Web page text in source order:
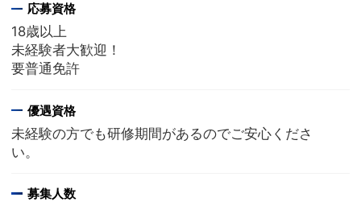
応募資格
18歳以上
未経験者大歓迎！
要普通免許
優遇資格
未経験の方でも研修期間があるのでご安心くださ
い。
募集人数